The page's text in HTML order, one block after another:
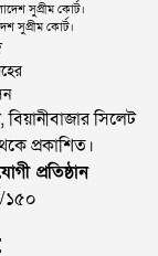
সুপ্রীম কোর্ট।
সুপ্রীম কোর্ট।
সিলেট
প্রকাশিত।
প্রতিষ্ঠান
১৫০